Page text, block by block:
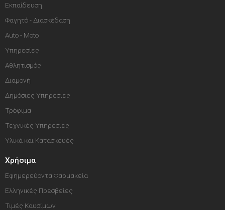
Εκπαίδευση
Φαγητό - Διασκέδαση
Auto - Moto
Υπηρεσίες
Αθλητισμός
Διαμονή
Δημόσιες Υπηρεσίες
Τρόφιμα
Τεχνικές Υπηρεσίες
Υλικά και Κατασκευές
Χρήσιμα
Εφημερεύοντα Φαρμακεία
Ελληνικές Πρεσβείες
Τιμές Καυσίμων